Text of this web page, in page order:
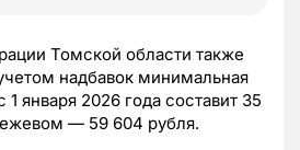
Томской области также
надбавок минимальная
1 января 2026 года составит 35
— 59 604 рубля.